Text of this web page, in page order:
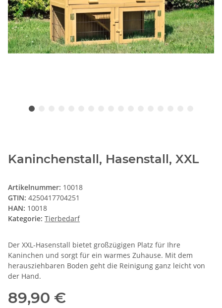
Kaninchenstall, Hasenstall, XXL
Artikelnummer: 10018
GTIN: 4250417704251
HAN: 10018
Kategorie: Tierbedarf
Der XXL-Hasenstall bietet großzügigen Platz für Ihre
Kaninchen und sorgt für ein warmes Zuhause. Mit dem
herausziehbaren Boden geht die Reinigung ganz leicht von
der Hand.
89,90 €